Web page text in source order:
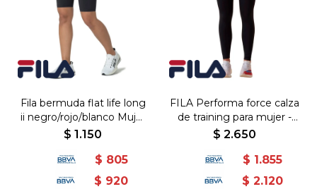
Fila bermuda flat life long
ii negro/rojo/blanco Mujer
- Negro-Rojo
$ 1.150
$ 805
$ 920
FILA Performa force calza
de training para mujer -
Negro - Negro
$ 2.650
$ 1.855
$ 2.120